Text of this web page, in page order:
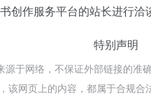
创作服务平台的站长进行洽
特别声明
于网络，不保证外部链接的
该网页上的内容，都属于合规